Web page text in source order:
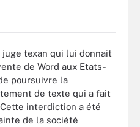
texan qui lui donnait
de Word aux Etats-
poursuivre la
de texte qui a fait
interdiction a été
de la société